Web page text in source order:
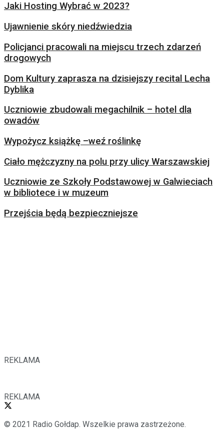
Jaki Hosting Wybrać w 2023?
Ujawnienie skóry niedźwiedzia
Policjanci pracowali na miejscu trzech zdarzeń
drogowych
Dom Kultury zaprasza na dzisiejszy recital Lecha
Dyblika
Uczniowie zbudowali megachilnik – hotel dla
owadów
Wypożycz książkę –weź roślinkę
Ciało mężczyzny na polu przy ulicy Warszawskiej
Uczniowie ze Szkoły Podstawowej w Galwieciach
w bibliotece i w muzeum
Przejścia będą bezpieczniejsze
REKLAMA
REKLAMA
© 2021 Radio Gołdap. Wszelkie prawa zastrzeżone.